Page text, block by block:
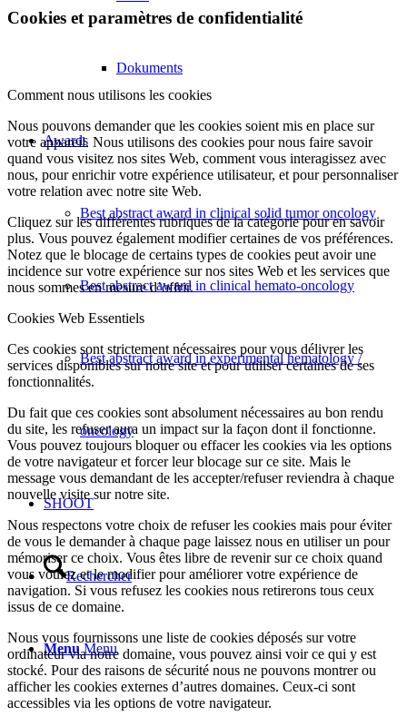
Dokuments
Awards
Best abstract award in clinical solid tumor oncology
Best abstract award in clinical hemato-oncology
Best abstract award in experimental hematology /
oncology
SHOOT
Rechercher
Menu Menu
Cookies et paramètres de confidentialité
Comment nous utilisons les cookies
Nous pouvons demander que les cookies soient mis en place sur
votre appareil. Nous utilisons des cookies pour nous faire savoir
quand vous visitez nos sites Web, comment vous interagissez avec
nous, pour enrichir votre expérience utilisateur, et pour personnaliser
votre relation avec notre site Web.
Cliquez sur les différentes rubriques de la catégorie pour en savoir
plus. Vous pouvez également modifier certaines de vos préférences.
Notez que le blocage de certains types de cookies peut avoir une
incidence sur votre expérience sur nos sites Web et les services que
nous sommes en mesure d’offrir.
Cookies Web Essentiels
Ces cookies sont strictement nécessaires pour vous délivrer les
services disponibles sur notre site et pour utiliser certaines de ses
fonctionnalités.
Du fait que ces cookies sont absolument nécessaires au bon rendu
du site, les refuser aura un impact sur la façon dont il fonctionne.
Vous pouvez toujours bloquer ou effacer les cookies via les options
de votre navigateur et forcer leur blocage sur ce site. Mais le
message vous demandant de les accepter/refuser reviendra à chaque
nouvelle visite sur notre site.
Nous respectons votre choix de refuser les cookies mais pour éviter
de vous le demander à chaque page laissez nous en utiliser un pour
mémoriser ce choix. Vous êtes libre de revenir sur ce choix quand
vous voulez et le modifier pour améliorer votre expérience de
navigation. Si vous refusez les cookies nous retirerons tous ceux
issus de ce domaine.
Nous vous fournissons une liste de cookies déposés sur votre
ordinateur via notre domaine, vous pouvez ainsi voir ce qui y est
stocké. Pour des raisons de sécurité nous ne pouvons montrer ou
afficher les cookies externes d’autres domaines. Ceux-ci sont
accessibles via les options de votre navigateur.